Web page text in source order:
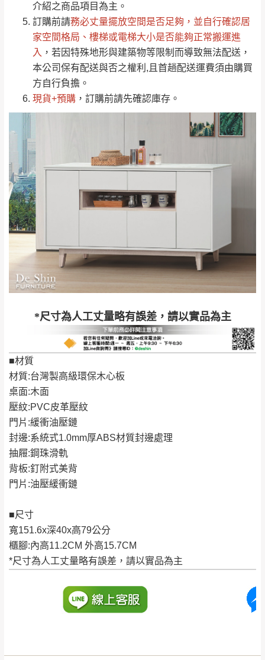
介紹之商品項目為主。
訂購前請務必丈量擺放空間是否足夠 ，並自行確認居
家空間格局、 樓梯或電梯大小是否能夠正常搬運進
入 ，若因特殊地形與建築物等限制而導致無法配送，
本公司保有配送與否之權利,且首趟配送運費須由購買
方自行負擔。
現貨+預購 ，訂購前請先確認庫存。
*尺寸為人工丈量略有誤差，請以實品為主
■材質
材質:台灣製高級環保木心板
桌面:木面
壓紋:PVC皮革壓紋
門片:緩衝油壓鏈
封邊:系統式1.0mm厚ABS材質封邊處理
抽屜:鋼珠滑軌
背板:釘附式美背
門片:油壓緩衝鏈
■尺寸
寬151.6x深40x高79公分
櫃腳:內高11.2CM 外高15.7CM
*尺寸為人工丈量略有誤差，請以實品為主
免 運
費
＊A108產品另收運費
新竹
峨眉鄉、五峰鄉、
橫山、北埔鄉、尖
石鄉、寶山鄉山
區、新埔山區、芎
無
來、平溪、九份、
區、北投湖山路、
深坑山區
基隆
$ 9,000以上：免
$ 9,000以下：
NT$500元
＊A108產品另收運費
基隆山區
苗栗
運費
到貨時間：指定送貨日當天以電話聯絡確認
台北市、新北市地區固定每周(三)、(日)兩天收送貨
雄、屏東、宜蘭、 花蓮、台東、金門、馬祖、澎湖地區
（可於LINE線上詢問 →
@dershin
加收說明
接單後二日內(不含例假日)，我們客服會與您
電話聯絡或E-Mail通知確認訂單。
（線上客
服 LINE → @dershin）
下單前先詢問是否現貨 ，若未詢問下單後無
現貨我們客服會再來電或E-Mail與您聯絡
（洽詢方式請搜尋 Line ID →
地區恕無法提供運送 (詳見運送規章)。
配送範圍：
地型限制(山區、鄉、鎮、村)、樓梯太小、無
法搬運上樓等因素，導致無法配送，
保護物流人員的工作安全，賣家無提供吊掛
服務，若需以吊車或其他的吊掛方式吊運，
費用將由買方自行支付。
因大型傢俱有組裝、配送的問題，並非一般
機當天到貨前皆會再與您通知，讓你不用整
天在家等貨，以節省您的寶貴時間。
由於百貨公司配送較為不易，故暫無法配送
至百貨公司內部。
發票寄送：
若您選擇三聯式或索取兩聯式發票，發票將於商品
完成出貨15個工作天另行寄出，另外約加上2~7個
工作天內送達，如遇國定假日將順延寄送。
退換貨說明：
皆由本站負責，所有退回及換貨之商品必須
是全新狀態且完整包裝，床墊、床包、枕頭
類產品需為未拆封狀態(請保持商品、附件、
性)，若未依照上述方式處理，恕無法接受退
貨。
際商品的顏色、質感稍有不同，如因此而需